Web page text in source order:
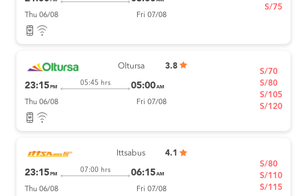
Thu 06/08 Fri 07/08
S/75
Oltursa 3.8
23:15 PM
05:45 hrs 05:00AM
Thu 06/08 Fri 07/08
S/70
S/80
S/105
S/120
Ittsabus 4.1
23:15 PM
07:00 hrs 06:15AM
Thu 06/08 Fri 07/08
S/80
S/110
S/115